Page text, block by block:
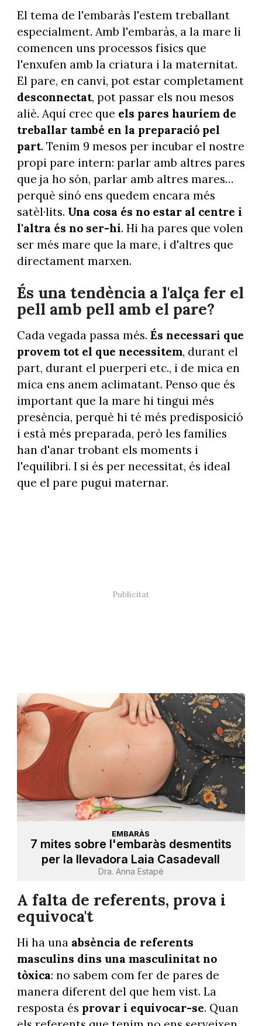
El tema de l'embaràs l'estem treballant
especialment. Amb l'embaràs, a la mare li
comencen uns processos físics que
l'enxufen amb la criatura i la maternitat.
El pare, en canvi, pot estar completament
desconnectat, pot passar els nou mesos
aliè. Aquí crec que els pares hauríem de
treballar també en la preparació pel
part. Tenim 9 mesos per incubar el nostre
propi pare intern: parlar amb altres pares
que ja ho són, parlar amb altres mares…
perquè sinó ens quedem encara més
satèl·lits. Una cosa és no estar al centre i
l'altra és no ser-hi. Hi ha pares que volen
ser més mare que la mare, i d'altres que
directament marxen.
És una tendència a l'alça fer el
pell amb pell amb el pare?
Cada vegada passa més. És necessari que
provem tot el que necessitem, durant el
part, durant el puerperi etc., i de mica en
mica ens anem aclimatant. Penso que és
important que la mare hi tingui més
presència, perquè hi té més predisposició
i està més preparada, però les famílies
han d'anar trobant els moments i
l'equilibri. I si és per necessitat, és ideal
que el pare pugui maternar.
EMBARÀS
7 mites sobre l'embaràs desmentits
per la llevadora Laia Casadevall
Dra. Anna Estapé
A falta de referents, prova i
equivoca't
Hi ha una absència de referents
masculins dins una masculinitat no
tòxica: no sabem com fer de pares de
manera diferent del que hem vist. La
resposta és provar i equivocar-se. Quan